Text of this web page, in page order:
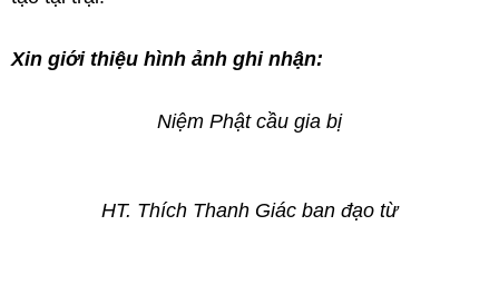
Xin giới thiệu hình ảnh ghi nhận:
Niệm Phật cầu gia bị
HT. Thích Thanh Giác ban đạo từ